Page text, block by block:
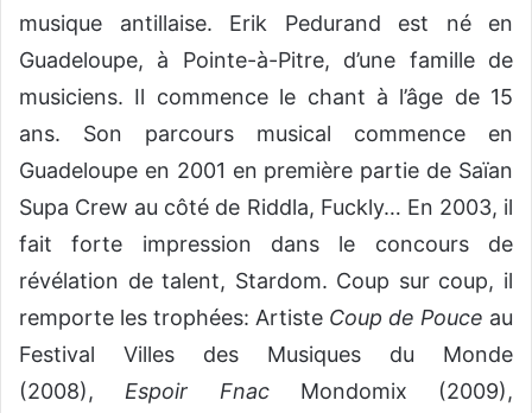
musique antillaise. Erik Pedurand est né en
Guadeloupe, à Pointe-à-Pitre, d’une famille de
musiciens. Il commence le chant à l’âge de 15
ans. Son parcours musical commence en
Guadeloupe en 2001 en première partie de Saïan
Supa Crew au côté de Riddla, Fuckly… En 2003, il
fait forte impression dans le concours de
révélation de talent, Stardom. Coup sur coup, il
remporte les trophées: Artiste Coup de Pouce au
Festival Villes des Musiques du Monde
(2008), Espoir FnacMondomix (2009),